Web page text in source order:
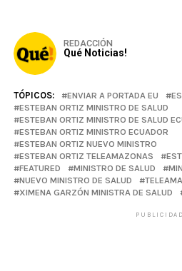
REDACCIÓN
Qué Noticias!
TÓPICOS: ENVIAR A PORTADA EU
ESTEBAN ORTIZ MINISTRO DE SALUD
ESTEBAN ORTIZ MINISTRO DE SALUD
ESTEBAN ORTIZ MINISTRO ECUADOR
ESTEBAN ORTIZ NUEVO MINISTRO
ESTEBAN ORTIZ TELEAMAZONAS
FEATURED
MINISTRO DE SALUD
NUEVO MINISTRO DE SALUD
XIMENA GARZÓN MINISTRA DE SALUD
PUBLICIDAD